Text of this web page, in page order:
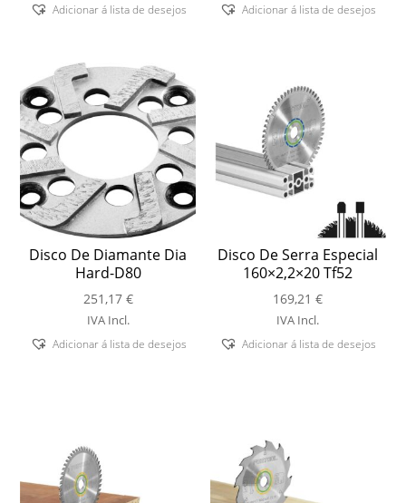
Adicionar á lista de desejos Adicionar á lista de desejos
Disco De Diamante Dia
Hard-D80
251,17 €
IVA Incl.
Adicionar á lista de desejos
Disco De Serra Especial
160×2,2×20 Tf52
169,21€
IVA Incl.
Adicionar á lista de desejos